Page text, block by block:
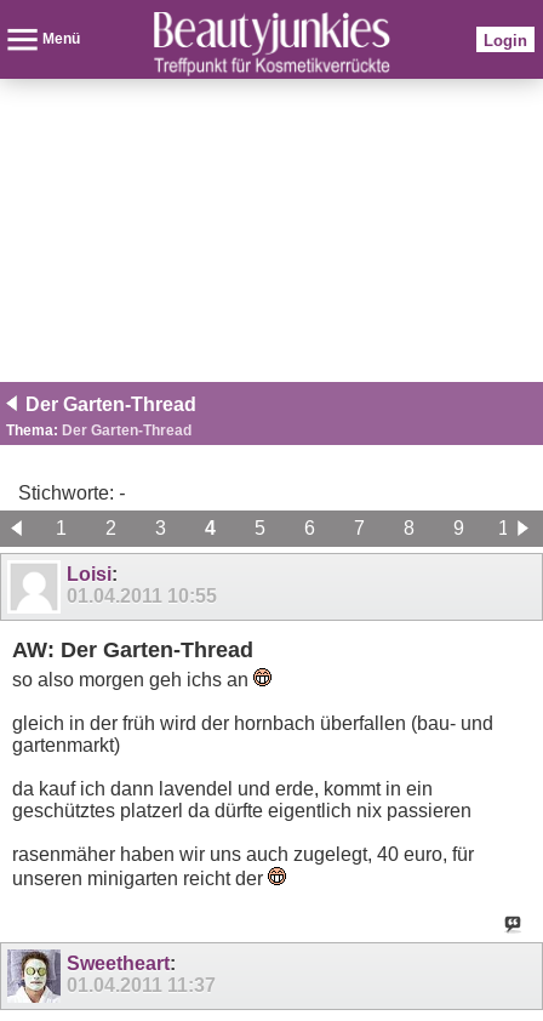
Menü Login
Der Garten-Thread
Thema: Der Garten-Thread
Stichworte: -
1
2 3 4 5 6 7 8 9
10
11
12
Loisi:
01.04.2011 10:55
AW: Der Garten-Thread
so also morgen geh ichs an
gleich in der früh wird der hornbach überfallen (bau- und
gartenmarkt)
da kauf ich dann lavendel und erde, kommt in ein
geschütztes platzerl da dürfte eigentlich nix passieren
rasenmäher haben wir uns auch zugelegt, 40 euro, für
unseren minigarten reicht der
Sweetheart:
01.04.2011 11:37